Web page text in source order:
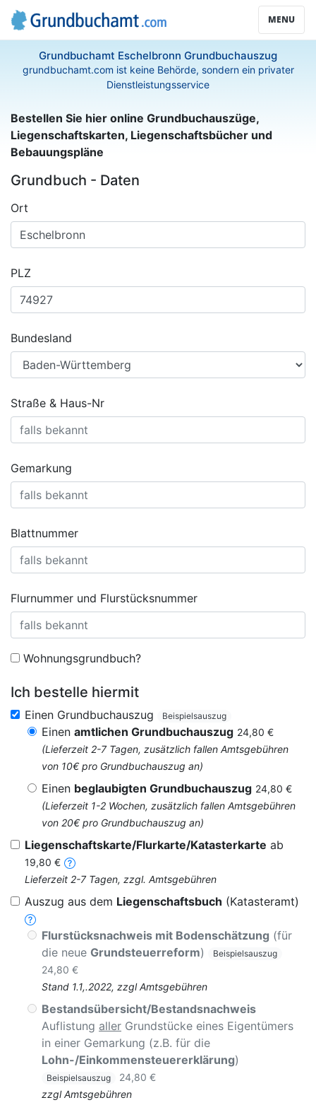
MENU
Grundbuchamt Eschelbronn Grundbuchauszug
grundbuchamt.com ist keine Behörde, sondern ein privater
Dienstleistungsservice
Bestellen Sie hier online Grundbuchauszüge,
Liegenschaftskarten, Liegenschaftsbücher und
Bebauungspläne
Grundbuch - Daten
Ort
PLZ
Bundesland
Straße & Haus-Nr
Gemarkung
Blattnummer
Flurnummer und Flurstücksnummer
Wohnungsgrundbuch?
Ich bestelle hiermit
Einen Grundbuchauszug Beispielsauszug
Einen amtlichen Grundbuchauszug 24,80 €
(Lieferzeit 2-7 Tagen, zusätzlich fallen Amtsgebühren
von 10€ pro Grundbuchauszug an)
Einen beglaubigten Grundbuchauszug 24,80 €
(Lieferzeit 1-2 Wochen, zusätzlich fallen Amtsgebühren
von 20€ pro Grundbuchauszug an)
Liegenschaftskarte/Flurkarte/Katasterkarte ab
19,80 €
Lieferzeit 2-7 Tagen, zzgl. Amtsgebühren
Auszug aus dem Liegenschaftsbuch (Katasteramt)
Flurstücksnachweis mit Bodenschätzung (für
die neue Grundsteuerreform) Beispielsauszug
24,80 €
Stand 1.1,.2022, zzgl Amtsgebühren
Bestandsübersicht/Bestandsnachweis
Auflistung aller Grundstücke eines Eigentümers
in einer Gemarkung (z.B. für die
Lohn-/Einkommensteuererklärung)
Beispielsauszug
24,80 €
zzgl Amtsgebühren